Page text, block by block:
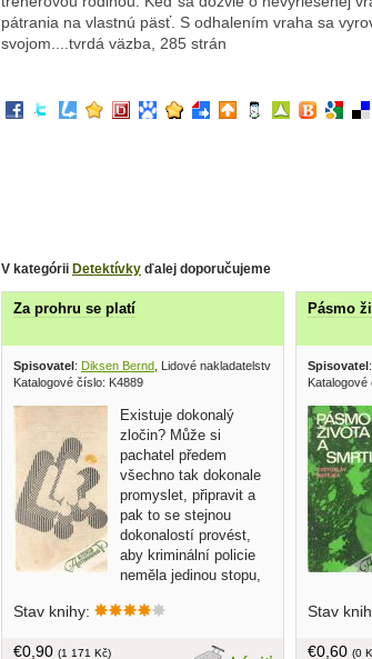
pátrania na vlastnú päsť. S odhalením vraha sa
svojom....tvrdá väzba, 285 strán
V kategórii Detektívky ďalej doporučujeme
Za prohru se platí
Spisovatel: Diksen Bernd , Lidové nakladatelství 1979
Katalogové číslo: K4889
Existuje dokonalý
zločin? Může si
pachatel předem
všechno tak dokonale
promyslet, připravit a
pak to se stejnou
dokonalostí provést,
aby kriminální policie
neměla jedinou stopu,
bez obalu, tvrdá väzba mierne
Stav knihy:
€0,90 (1 171 Kč)
Pásmo
Spisovatel:
Katalogové
mierne
Stav
€0,60 (0